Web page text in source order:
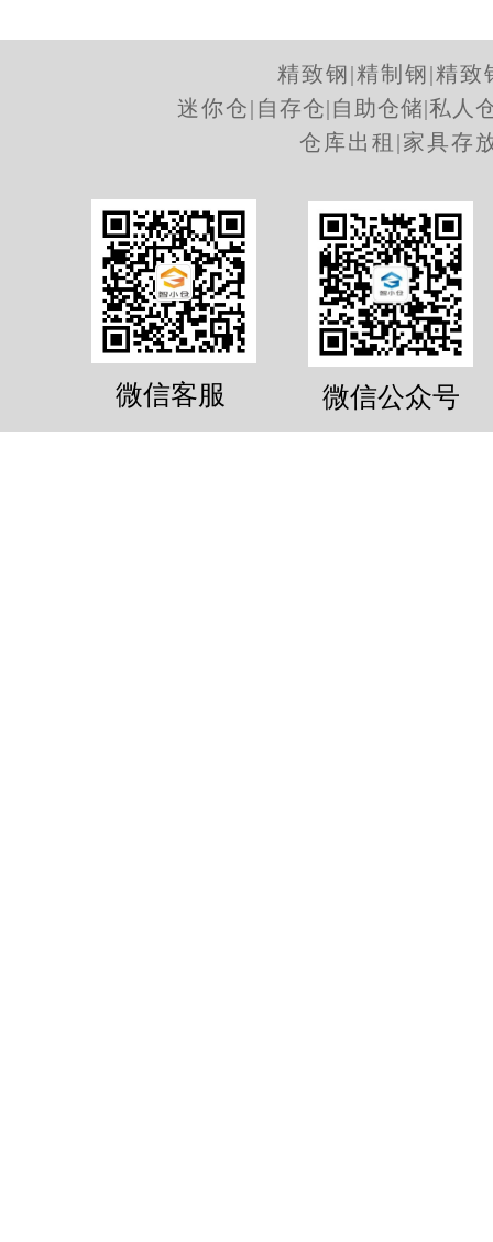
11.8m³物品寄存服务
精致钢|精制钢|精致
迷你仓| 自存仓|自助仓储|私人
仓库出租 |家具存
微信客服 微信公众号